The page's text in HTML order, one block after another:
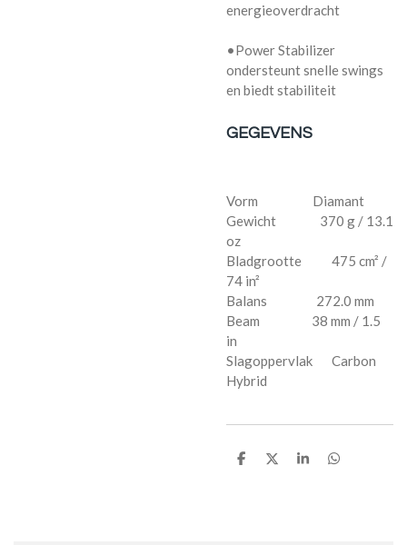
energieoverdracht
•Power Stabilizer
ondersteunt snelle swings
en biedt stabiliteit
GEGEVENS
Vorm Diamant
Gewicht 370 g / 13.1
oz
Bladgrootte 475 cm² /
74 in²
Balans 272.0 mm
Beam 38 mm / 1.5
in
Slagoppervlak Carbon
Hybrid
D
D
S
D